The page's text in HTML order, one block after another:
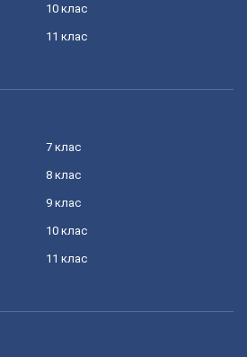
10 клас
11 клас
7 клас
8 клас
9 клас
10 клас
11 клас